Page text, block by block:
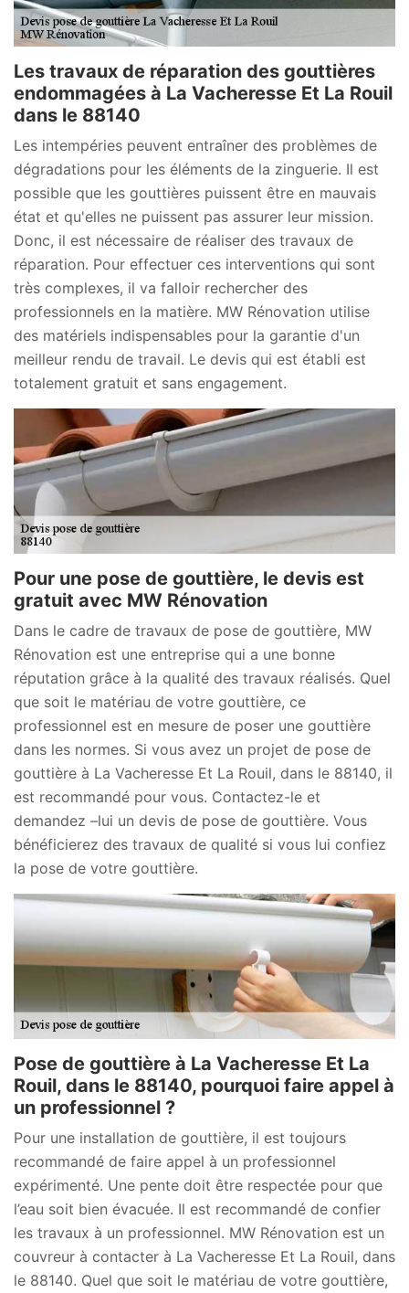
Les travaux de réparation des gouttières
endommagées à La Vacheresse Et La Rouil
dans le 88140
Les intempéries peuvent entraîner des problèmes de
dégradations pour les éléments de la zinguerie. Il est
possible que les gouttières puissent être en mauvais
état et qu'elles ne puissent pas assurer leur mission.
Donc, il est nécessaire de réaliser des travaux de
réparation. Pour effectuer ces interventions qui sont
très complexes, il va falloir rechercher des
professionnels en la matière. MW Rénovation utilise
des matériels indispensables pour la garantie d'un
meilleur rendu de travail. Le devis qui est établi est
totalement gratuit et sans engagement.
Pour une pose de gouttière, le devis est
gratuit avec MW Rénovation
Dans le cadre de travaux de pose de gouttière, MW
Rénovation est une entreprise qui a une bonne
réputation grâce à la qualité des travaux réalisés. Quel
que soit le matériau de votre gouttière, ce
professionnel est en mesure de poser une gouttière
dans les normes. Si vous avez un projet de pose de
gouttière à La Vacheresse Et La Rouil, dans le 88140, il
est recommandé pour vous. Contactez-le et
demandez –lui un devis de pose de gouttière. Vous
bénéficierez des travaux de qualité si vous lui confiez
la pose de votre gouttière.
Pose de gouttière à La Vacheresse Et La
Rouil, dans le 88140, pourquoi faire appel à
un professionnel ?
Pour une installation de gouttière, il est toujours
recommandé de faire appel à un professionnel
expérimenté. Une pente doit être respectée pour que
l’eau soit bien évacuée. Il est recommandé de confier
les travaux à un professionnel. MW Rénovation est un
couvreur à contacter à La Vacheresse Et La Rouil, dans
le 88140. Quel que soit le matériau de votre gouttière,